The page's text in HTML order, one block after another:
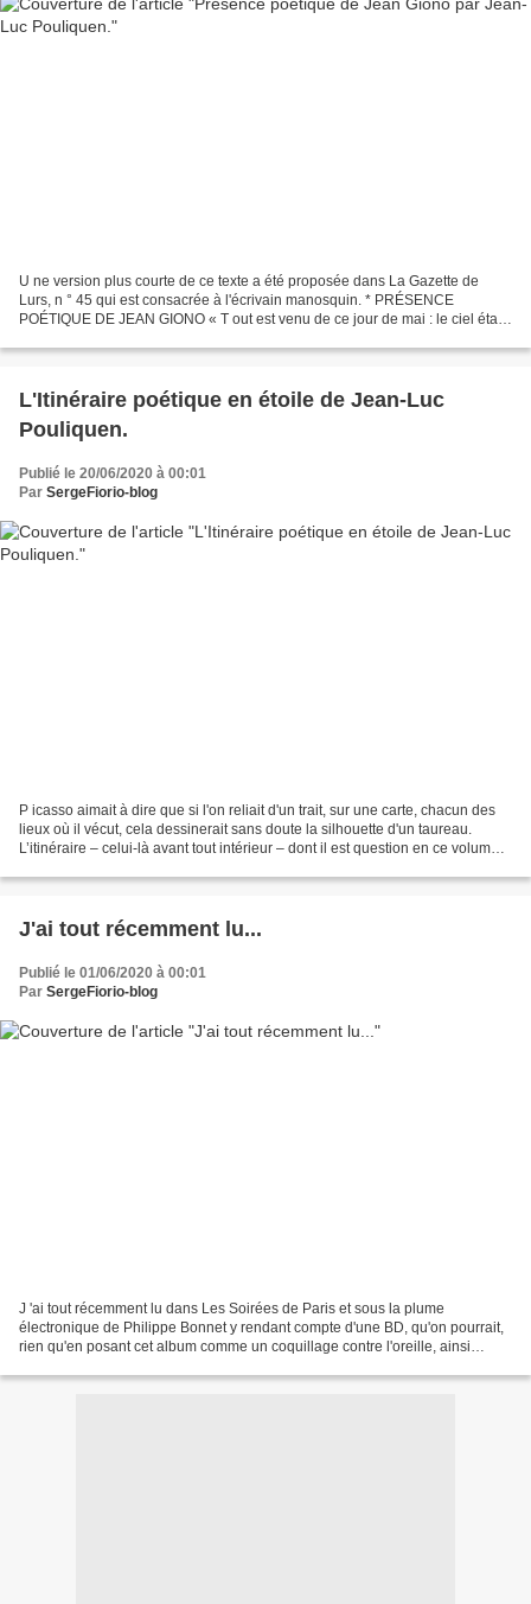
U ne version plus courte de ce texte a été proposée dans La Gazette de
Lurs, n ° 45 qui est consacrée à l'écrivain manosquin. * PRÉSENCE
POÉTIQUE DE JEAN GIONO « T out est venu de ce jour de mai : le ciel était
L'Itinéraire poétique en étoile de Jean-Luc
Pouliquen.
Publié le 20/06/2020 à 00:01
Par SergeFiorio-blog
P icasso aimait à dire que si l'on reliait d'un trait, sur une carte, chacun des
lieux où il vécut, cela dessinerait sans doute la silhouette d'un taureau.
L’itinéraire – celui-là avant tout intérieur – dont il est question en ce volume
J'ai tout récemment lu...
Publié le 01/06/2020 à 00:01
Par SergeFiorio-blog
J 'ai tout récemment lu dans Les Soirées de Paris et sous la plume
électronique de Philippe Bonnet y rendant compte d'une BD, qu'on pourrait,
rien qu'en posant cet album comme un coquillage contre l'oreille, ainsi